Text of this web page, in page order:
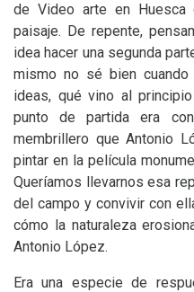
de Video arte en Huesca
paisaje. De repente,
idea hacer una segunda
mismo no sé bien
ideas, qué vino al
punto de partida era
membrillero que Antonio
pintar en la película
Queríamos llevarnos esa
del campo y convivir con
cómo la naturaleza
Antonio López.
Era una especie de